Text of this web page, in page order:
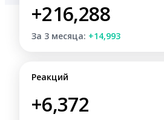
+216,288
За 3 месяца: +14,993
Реакций
+6,372